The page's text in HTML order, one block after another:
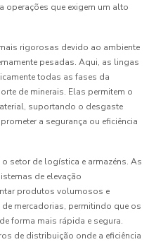
operações que exigem um alto
rigorosas devido ao ambiente
pesadas. Aqui, as lingas
todas as fases da
de minerais. Elas permitem o
suportando o desgaste
a segurança ou eficiência
setor de logística e armazéns. As
de elevação
produtos volumosos e
mercadorias, permitindo que os
forma mais rápida e segura.
de distribuição onde a eficiência